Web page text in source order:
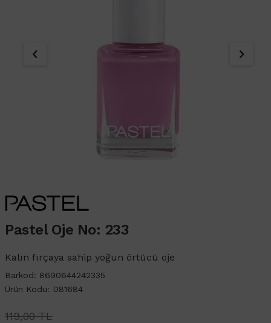
Pastel Oje No: 233
Kalın fırçaya sahip yoğun örtücü oje
Barkod: 8690644242335
Ürün Kodu: D81684
119,00 TL